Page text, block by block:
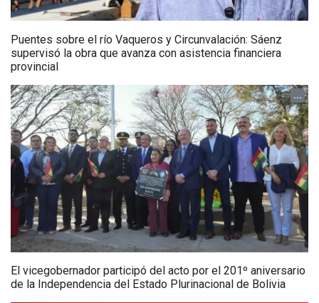
Puentes sobre el río Vaqueros y Circunvalación: Sáenz
supervisó la obra que avanza con asistencia financiera
provincial
...
El vicegobernador participó del acto por el 201º aniversario
de la Independencia del Estado Plurinacional de Bolivia